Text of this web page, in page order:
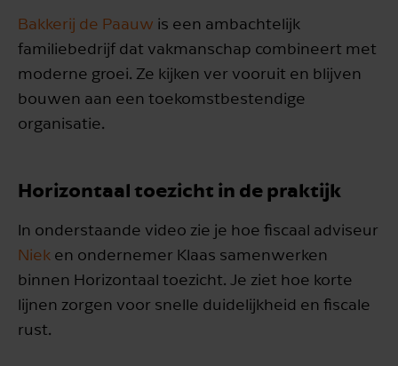
Bakkerij de Paauw is een ambachtelijk
familiebedrijf dat vakmanschap combineert met
moderne groei. Ze kijken ver vooruit en blijven
bouwen aan een toekomstbestendige
organisatie.
Horizontaal toezicht in de praktijk
In onderstaande video zie je hoe fiscaal adviseur
Niek en ondernemer Klaas samenwerken
binnen Horizontaal toezicht. Je ziet hoe korte
lijnen zorgen voor snelle duidelijkheid en fiscale
rust.